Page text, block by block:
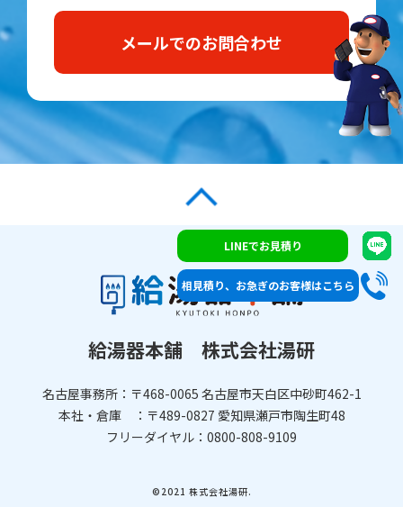
メールでのお問合わせ
LINEでお見積り
相見積り、お急ぎのお客様はこちら
給湯器本舗 株式会社湯研
名古屋事務所：〒468-0065 名古屋市天白区中砂町462-1
本社・倉庫 ：〒489-0827 愛知県瀬戸市陶生町48
フリーダイヤル：0800-808-9109
©️2021 株式会社湯研.